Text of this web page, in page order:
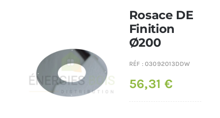
Conduit de fumées
Rosace DE
Finition
Ø200
RÉF :03092013DDW
56,31€